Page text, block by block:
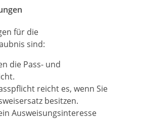
für die
sind:
die Pass- und
reicht es, wenn Sie
besitzen.
Ausweisungsinteresse